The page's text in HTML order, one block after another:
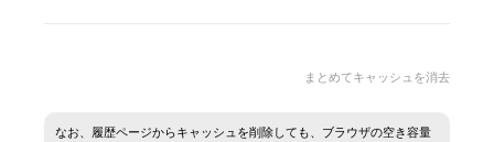
まとめてキャッシュを消去
なお、履歴ページからキャッシュを削除しても、ブラウザの空き容量